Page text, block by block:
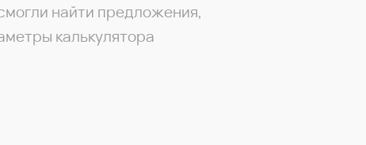
найти предложения,
калькулятора